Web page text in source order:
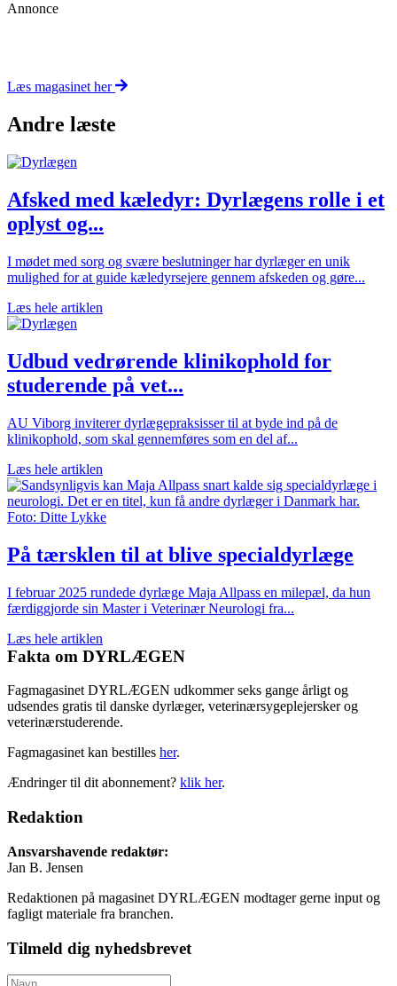
Annonce
Læs magasinet her
Andre læste
Afsked med kæledyr: Dyrlægens rolle i et
oplyst og...
I mødet med sorg og svære beslutninger har dyrlæger en unik
mulighed for at guide kæledyrsejere gennem afskeden og gøre...
Læs hele artiklen
Udbud vedrørende klinikophold for
studerende på vet...
AU Viborg inviterer dyrlægepraksisser til at byde ind på de
klinikophold, som skal gennemføres som en del af...
Læs hele artiklen
På tærsklen til at blive specialdyrlæge
I februar 2025 rundede dyrlæge Maja Allpass en milepæl, da hun
færdiggjorde sin Master i Veterinær Neurologi fra...
Læs hele artiklen
Fakta om DYRLÆGEN
Fagmagasinet DYRLÆGEN udkommer seks gange årligt og
udsendes gratis til danske dyrlæger, veterinærsygeplejersker og
veterinærstuderende.
Fagmagasinet kan bestilles her.
Ændringer til dit abonnement? klik her.
Redaktion
Ansvarshavende redaktør:
Jan B. Jensen
Redaktionen på magasinet DYRLÆGEN modtager gerne input og
fagligt materiale fra branchen.
Tilmeld dig nyhedsbrevet